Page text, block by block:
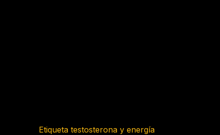
Etiqueta testosterona y energía